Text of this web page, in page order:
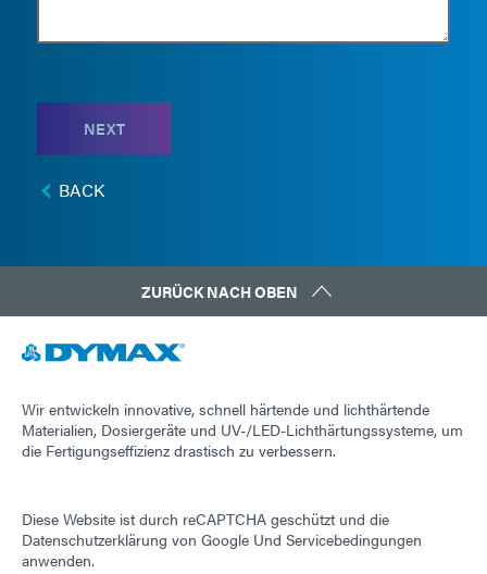
NEXT
BACK
ZURÜCK NACH OBEN
Wir entwickeln innovative, schnell härtende und lichthärtende
Materialien, Dosiergeräte und UV-/LED-Lichthärtungssysteme, um
die Fertigungseffizienz drastisch zu verbessern.
Diese Website ist durch reCAPTCHA geschützt und die
Datenschutzerklärung von Google Und Servicebedingungen
anwenden.